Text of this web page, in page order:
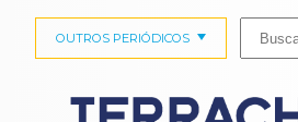
OUTROS PERIÓDICOS